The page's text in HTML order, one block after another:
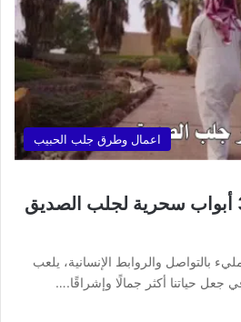
اعمال وطرق جلب الحبيب
سحر جلب الصديق 3 أبواب سحرية لجلب الصديق
بالتواصل والروابط الإنسانية، يلعب
جعل حياتنا أكثر جمالًا وإشراقًا.…